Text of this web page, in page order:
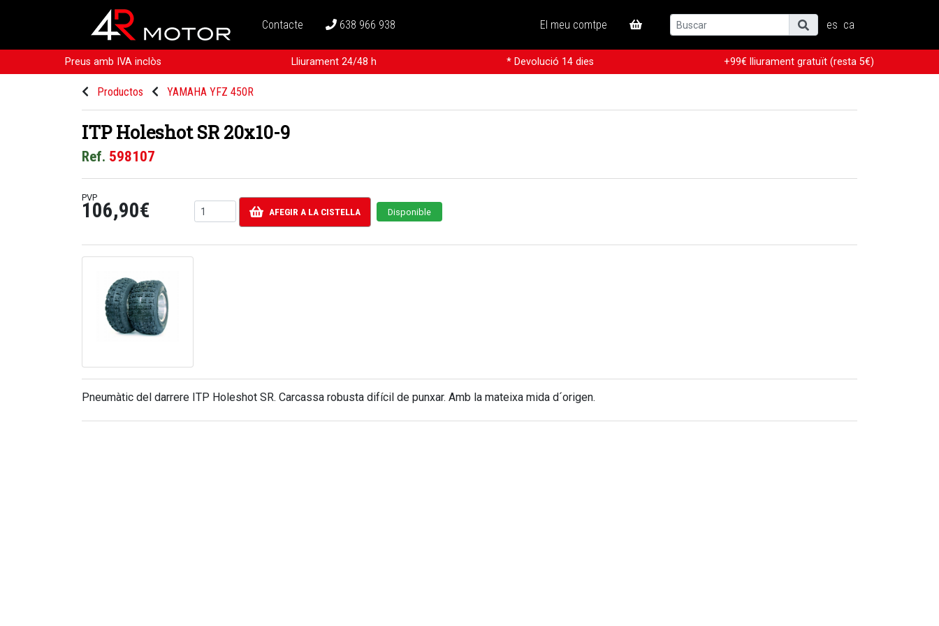
Contacte 638 966 938 El meu comtpe es ca
Preus amb IVA inclòs Lliurament 24/48 h * Devolució 14 dies +99€ lliurament gratuït (resta 5€)
Productos YAMAHA YFZ 450R
ITP Holeshot SR 20x10-9
Ref. 598107
PVP
106,90€ AFEGIR A LA CISTELLA Disponible
Pneumàtic del darrere ITP Holeshot SR. Carcassa robusta difícil de punxar. Amb la mateixa mida d´origen.